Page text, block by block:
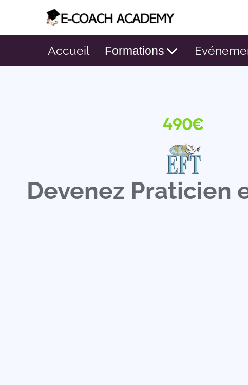
Accueil Formations
490€
Devenez Praticien